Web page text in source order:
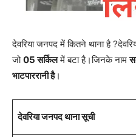
देवरिया जनपद में कितने थाना है
जो05 सर्किलमें बटा है।जिनके नाम
भाटपाररानी है।
देवरिया जनपद थाना सूची